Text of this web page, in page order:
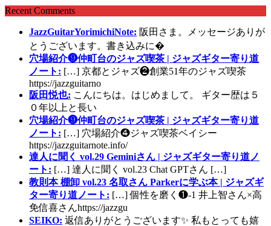
Recent Comments
JazzGuitarYorimichiNote: 阪田さま。メッセージありが
とうございます。書き込みに�
穴場紹介❾仲町台のジャズ喫茶 | ジャズギター寄り道
ノート: […] 京都とジャズ❷創業51年のジャズ喫茶
https://jazzguitarno
阪田悦也: こんにちは。はじめまして。 ギター歴は５
０年以上と長い
穴場紹介❾仲町台のジャズ喫茶 | ジャズギター寄り道
ノート: […] 穴場紹介❹ジャズ喫茶ベイシー
https://jazzguitarnote.info/
達人に聞く vol.29 Geminiさん | ジャズギター寄り道ノ
ート: […] 達人に聞く vol.23 Chat GPTさん […]
教則本 棚卸 vol.23 名取さん Parkerに学ぶ本 | ジャズギ
ター寄り道ノート: […] 個性を磨く❶-1 井上智さん×高
免信喜さんhttps://jazzgu
SEIKO: 返信ありがとうございます✨ 私もとっても嬉